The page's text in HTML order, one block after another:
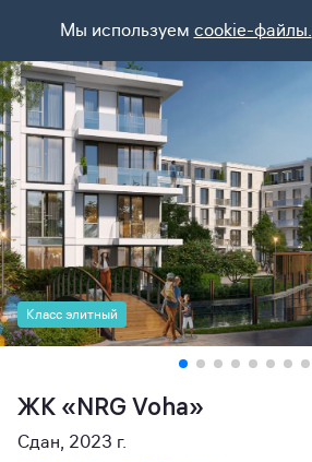
Мы используем cookie-файлы.
Класс элитный
ЖК «NRG Voha»
Сдан, 2023 г.